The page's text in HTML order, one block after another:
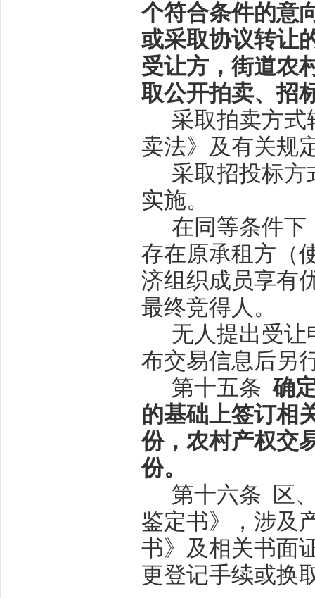
个符合条件的意
或采取协议转让
受让方，街道农
取公开拍卖、招
采取拍卖方式
卖法》及有关规
采取招投标方
实施。
在同等条件下
存在原承租方（
济组织成员享有
最终竞得人。
无人提出受让
布交易信息后另
第十五条 确
的基础上签订相
份，农村产权交
份。
第十六条
区
鉴定书》，涉及
书》及相关书面
更登记手续或换